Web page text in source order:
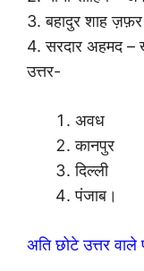
3. बहादुर शाह
4. सरदार अहमद –
उत्तर-
अवध
कानपुर
दिल्ली
पंजाब।
अति छोटे उत्तर वाले